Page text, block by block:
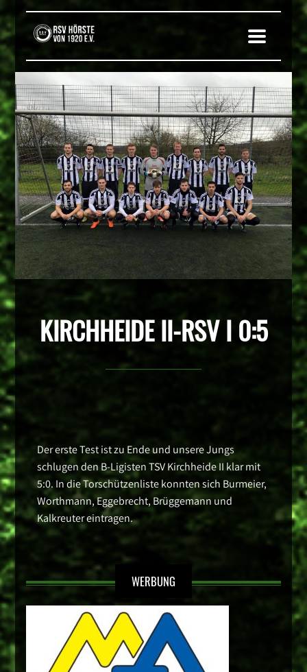
KIRCHHEIDE II-RSV I 0:5
Der erste Test ist zu Ende und unsere Jungs
schlugen den B-Ligisten TSV Kirchheide II klar mit
5:0. In die Torschützenliste konnten sich Burmeier,
Worthmann, Eggebrecht, Brüggemann und
Kalkreuter eintragen.
WERBUNG